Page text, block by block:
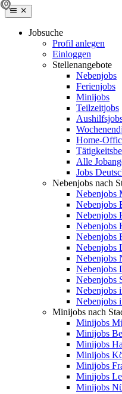
Jobsuche
Profil anlegen
Einloggen
Stellenangebote
Nebenjobs
Ferienjobs
Minijobs
Teilzeitjobs
Home-
Alle
Jobs
Nebenjobs nach
Nebenjobs
Nebenjobs
Nebenjobs
Nebenjobs
Nebenjobs
Nebenjobs
Nebenjobs
Nebenjobs
Nebenjobs
Nebenjobs
Nebenjobs
Minijobs nach
Minijobs
Minijobs
Minijobs
Minijobs
Minijobs
Minijobs
Minijobs